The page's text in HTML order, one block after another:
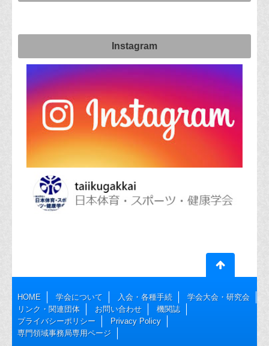
Instagram
HOME 学会について 入会・各種手続
学会大会・研究会
リンク・関連団体
お問い合わせ
機関誌
プライバシーポリシー
Privacy Policy
専門領域事務局専用ページ